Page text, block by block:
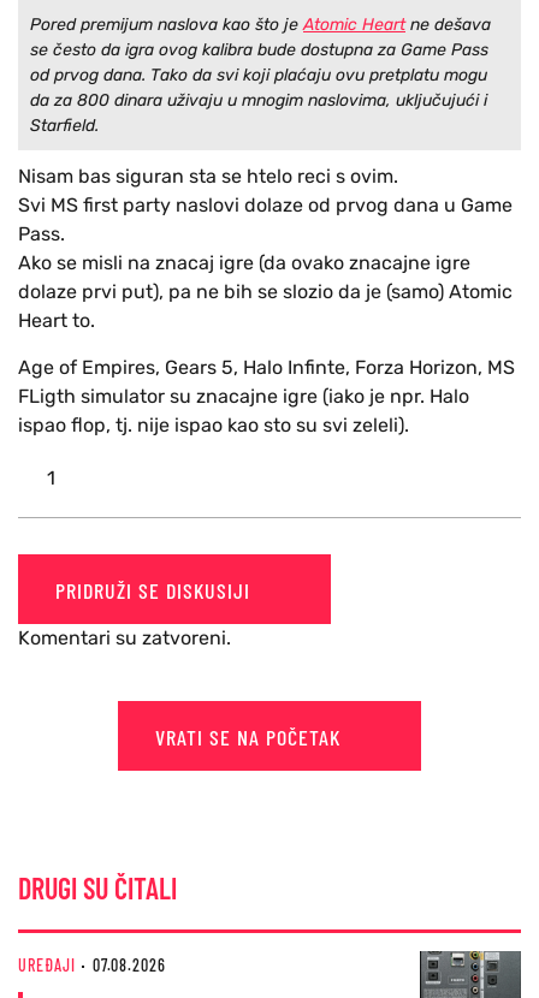
Pored premijum naslova kao što jeAtomic Heartne dešava
se često da igra ovog kalibra bude dostupna za Game Pass
od prvog dana. Tako da svi koji plaćaju ovu pretplatu mogu
da za 800 dinara uživaju u mnogim naslovima, uključujući i
Starfield.
Nisam bas siguran sta se htelo reci s ovim.
Svi MS first party naslovi dolaze od prvog dana u Game
Pass.
Ako se misli na znacaj igre (da ovako znacajne igre
dolaze prvi put), pa ne bih se slozio da je (samo) Atomic
Heart to.
Age of Empires, Gears 5, Halo Infinte, Forza Horizon, MS
FLigth simulator su znacajne igre (iako je npr. Halo
ispao flop, tj. nije ispao kao sto su svi zeleli).
1
PRIDRUŽI SE DISKUSIJI
Komentari su zatvoreni.
VRATI SE NA POČETAK
DRUGI SU ČITALI
UREĐAJI 07.08.2026